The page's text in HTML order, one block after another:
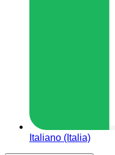
Italiano (Italia)